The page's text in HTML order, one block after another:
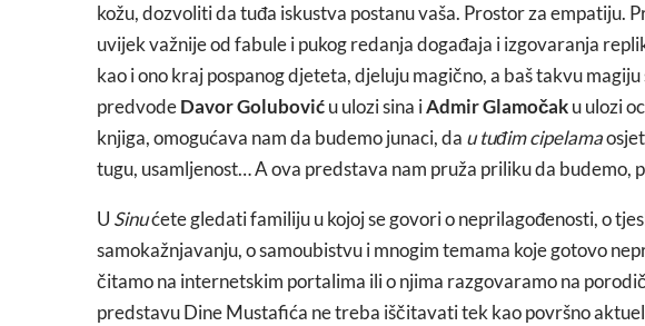
kožu, dozvoliti da tuđa iskustva postanu vaša. Prostor za empatiju.
uvijek važnije od fabule i pukog redanja događaja i izgovaranja
kao i ono kraj pospanog djeteta, djeluju magično, a baš takvu
predvodeDavor Goluboviću ulozi sina iAdmir Glamočaku ulozi
knjiga, omogućava nam da budemo junaci, da u tuđim cipelama
tugu, usamljenost… A ova predstava nam pruža priliku da budemo,
U Sinućete gledati familiju u kojoj se govori o neprilagođenosti, o
samokažnjavanju, o samoubistvu i mnogim temama koje gotovo
čitamo na internetskim portalima ili o njima razgovaramo na
predstavu Dine Mustafića ne treba iščitavati tek kao površno